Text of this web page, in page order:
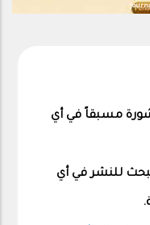
مسبقاً في أي
للنشر في أي